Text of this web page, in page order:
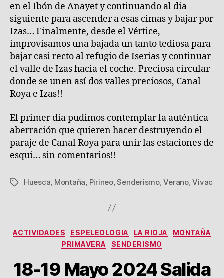
en el Ibón de Anayet y continuando al dia
siguiente para ascender a esas cimas y bajar por
Izas… Finalmente, desde el Vértice,
improvisamos una bajada un tanto tediosa para
bajar casi recto al refugio de Iserias y continuar
el valle de Izas hacia el coche. Preciosa circular
donde se unen así dos valles preciosos, Canal
Roya e Izas!!
El primer dia pudimos contemplar la auténtica
aberración que quieren hacer destruyendo el
paraje de Canal Roya para unir las estaciones de
esqui… sin comentarios!!
Etiquetas
Huesca Montaña Pirineo,Senderismo,Verano,Vivac
Categorías
ACTIVIDADES ESPELEOLOGIA LA RIOJA
MONTAÑA
PRIMAVERA
SENDERISMO
18-19 Mayo 2024 Salida